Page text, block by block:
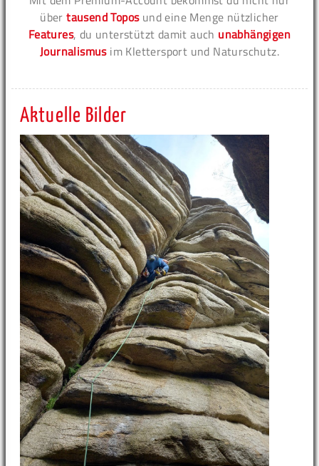
übertausend Toposund eine Menge nützlicher
Features, du unterstützt damit auch unabhängigen
Journalismusim Klettersport und Naturschutz.
Aktuelle Bilder